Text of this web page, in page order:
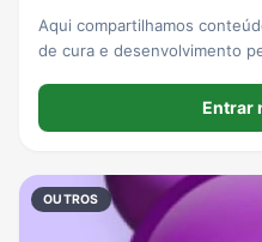
Aqui compartilhamos
de cura e desenvolvimento
Entrar
OUTROS